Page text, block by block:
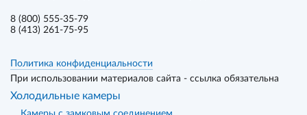
8 (800) 555-35-79
8 (413) 261-75-95
Политика конфиденциальности
При использовании материалов сайта - ссылка обязательна
Холодильные камеры